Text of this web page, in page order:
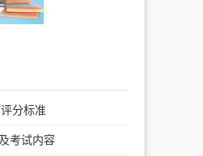
分标准
考试内容